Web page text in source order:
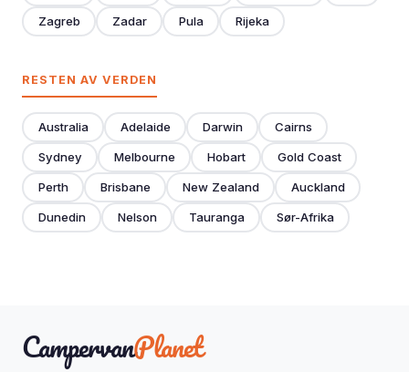
Zagreb Zadar Pula Rijeka
RESTEN AV VERDEN
Australia Adelaide Darwin Cairns
Sydney Melbourne Hobart Gold Coast
Perth Brisbane New Zealand Auckland
Dunedin Nelson Tauranga Sør-Afrika
CampervanPlanet